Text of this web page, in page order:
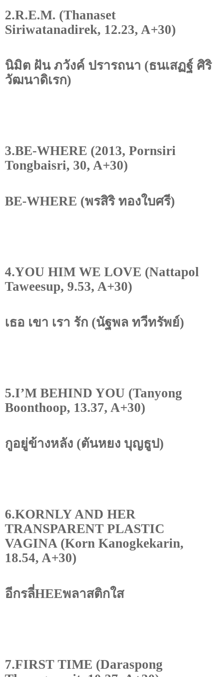
2.R.E.M. (Thanaset
Siriwatanadirek, 12.23, A+30)
นิมิต ฝัน ภวังค์ ปรารถนา (ธนเสฏฐ์ ศิริ
วัฒนาดิเรก)
3.BE-WHERE (2013, Pornsiri
Tongbaisri, 30, A+30)
BE-WHERE (พรสิริ ทองใบศรี)
4.YOU HIM WE LOVE (Nattapol
Taweesup, 9.53, A+30)
เธอ เขา เรา รัก (นัฐพล ทวีทรัพย์)
5.I’M BEHIND YOU (Tanyong
Boonthoop, 13.37, A+30)
กูอยู่ข้างหลัง (ตันหยง บุญธูป)
6.KORNLY AND HER
TRANSPARENT PLASTIC
VAGINA (Korn Kanogkekarin,
18.54, A+30)
อีกรลี่HEEพลาสติกใส
7.FIRST TIME (Daraspong